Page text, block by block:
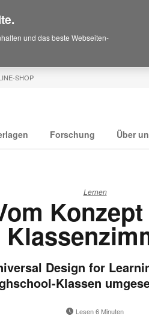
SHOP
Forschung Über
Lernen
Design for
Klassen
Lesen 6 Minuten
und das beste Webseiten-